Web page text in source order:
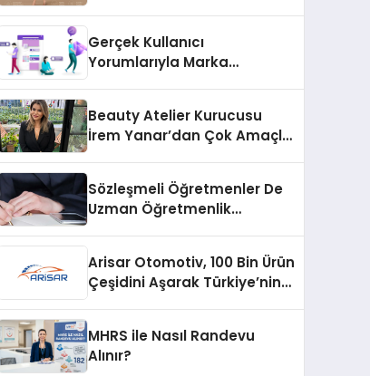
Gerçek Kullanıcı
Yorumlarıyla Marka
Beauty Atelier Kurucusu
İrem Yanar’dan Çok Amaçlı
Sözleşmeli Öğretmenler De
Uzman Öğretmenlik
Arisar Otomotiv, 100 Bin Ürün
Çeşidini Aşarak Türkiye’nin
Platformlarından Biri Oldu
MHRS ile Nasıl Randevu
Alınır?